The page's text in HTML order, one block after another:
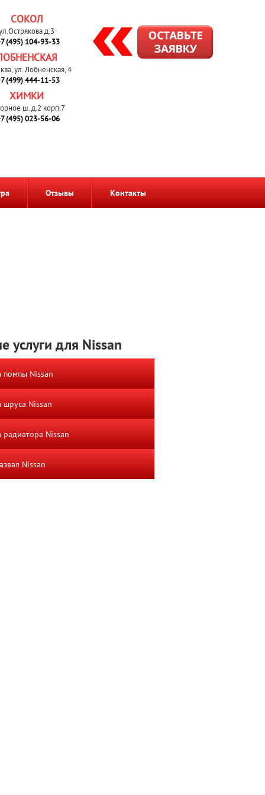
СОКОЛ
д.3
(495) 104-93-33
ул. Лобненская, 4
(499) 444-11-53
ХИМКИ
ш. д.2 корп.7
(495) 023-56-06
Отзывы Контакты
услуги для Nissan
помпы Nissan
шруса Nissan
радиатора Nissan
Nissan